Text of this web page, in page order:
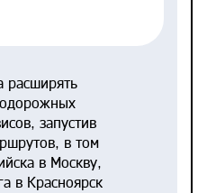
расширять
запустив
в том
в Москву,
в Красноярск